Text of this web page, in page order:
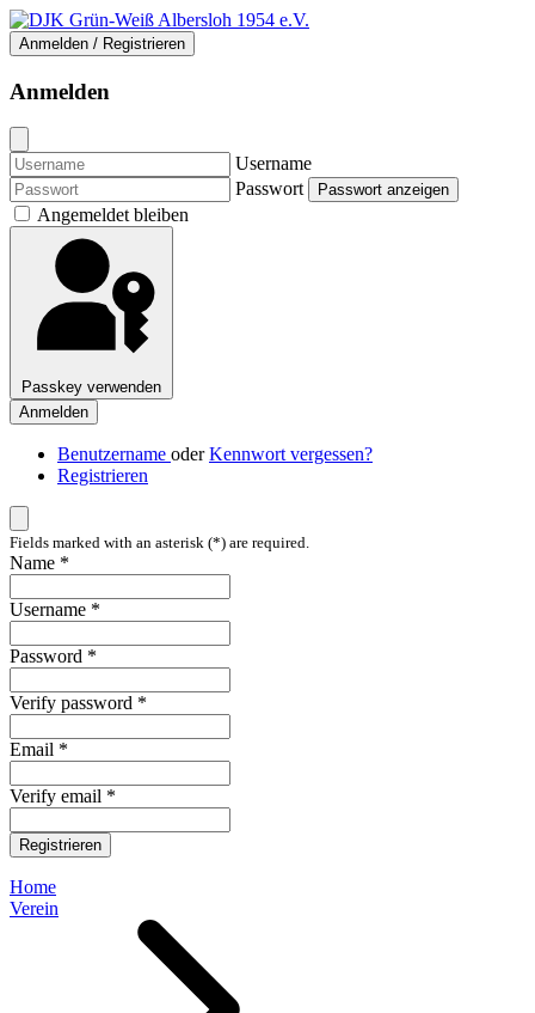
Anmelden / Registrieren
Anmelden
Username
Passwort
Passwort anzeigen
Angemeldet bleiben
Passkey verwenden
Anmelden
Benutzername oderKennwort vergessen?
Registrieren
Fields marked with an asterisk (*) are required.
Name *
Username *
Password *
Verify password *
Email *
Verify email *
Registrieren
Home
Verein